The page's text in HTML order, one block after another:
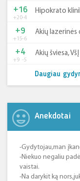
+20-4
+16 Hipokrato
+15-6
+9 Akių lazerinės
+9 -5
+4 Akių šviesa, VšĮ
Daugiau
Anekdotai
-Gydytojau,man
-Niekuo negaliu
vaistai.
-Na darykit ką